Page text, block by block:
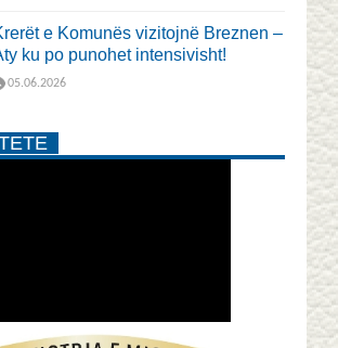
e Komunës vizitojnë Breznen –
ku po punohet intensivisht!
05.06.2026